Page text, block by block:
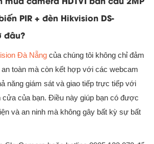
PIR + đèn Hikvision DS-
đâu?
Đà Nẵng của chúng tôi không chỉ đảm
an toàn mà còn kết hợp với các webcam
năng giám sát và giao tiếp trực tiếp với
cửa của bạn. Điều này giúp bạn có được
và an ninh mà không gây bất kỳ sự bất